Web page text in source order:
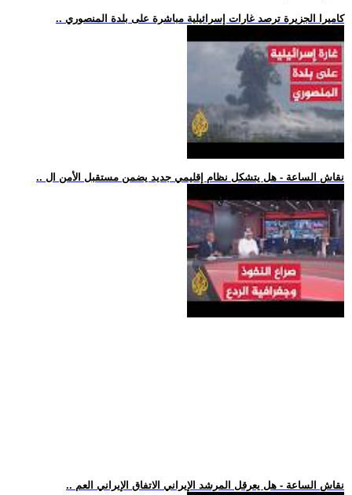
.. كاميرا الجزيرة ترصد غارات إسرائيلية مباشرة على بلدة المنصوري
.. نقاش الساعة - هل يتشكل نظام إقليمي جديد يضمن مستقبل الأمن ال
.. نقاش الساعة - هل يعرقل المرشد الإيراني الاتفاق الإيراني العم